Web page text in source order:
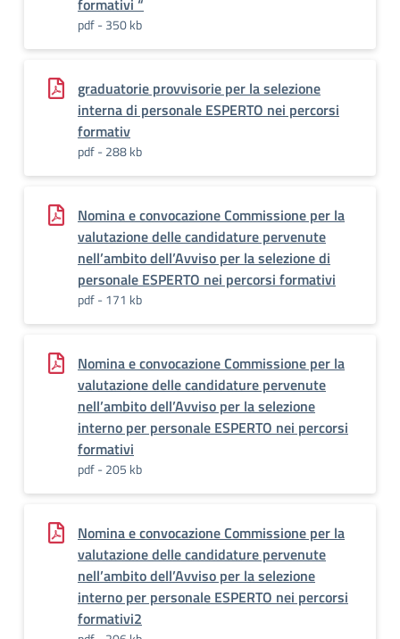
formativi “
pdf - 350 kb
graduatorie provvisorie per la selezione
interna di personale ESPERTO nei percorsi
formativ
pdf - 288 kb
Nomina e convocazione Commissione per la
valutazione delle candidature pervenute
nell’ambito dell’Avviso per la selezione di
personale ESPERTO nei percorsi formativi
pdf - 171 kb
Nomina e convocazione Commissione per la
valutazione delle candidature pervenute
nell’ambito dell’Avviso per la selezione
interno per personale ESPERTO nei percorsi
formativi
pdf - 205 kb
Nomina e convocazione Commissione per la
valutazione delle candidature pervenute
nell’ambito dell’Avviso per la selezione
interno per personale ESPERTO nei percorsi
formativi2